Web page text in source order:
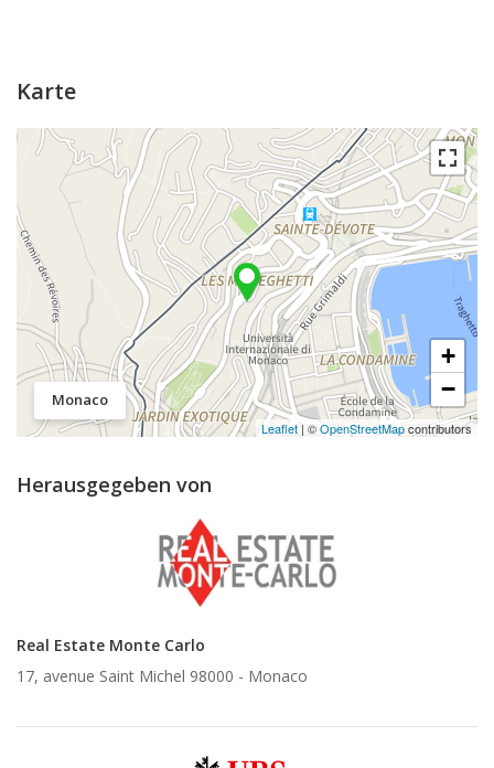
Karte
Monaco
+
−
Leaflet | ©OpenStreetMapcontributors
Herausgegeben von
Real Estate Monte Carlo
17, avenue Saint Michel 98000 - Monaco